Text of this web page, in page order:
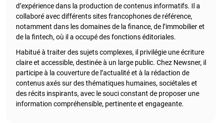
d’expérience dans la production de contenus informatifs. Il a
collaboré avec différents sites francophones de référence,
notamment dans les domaines de la finance, de l’immobilier et
de la fintech, où il a occupé des fonctions éditoriales.
Habitué à traiter des sujets complexes, il privilégie une écriture
claire et accessible, destinée à un large public. Chez Newsner, il
participe à la couverture de l’actualité et à la rédaction de
contenus axés sur des thématiques humaines, sociétales et
des récits inspirants, avec le souci constant de proposer une
information compréhensible, pertinente et engageante.